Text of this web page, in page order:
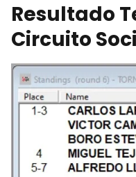
Resultado
Circuito